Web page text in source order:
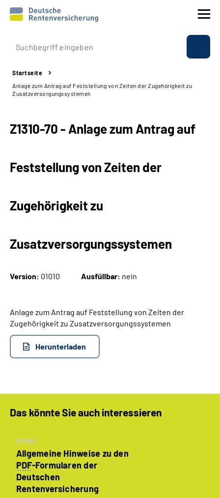
Prävention
Reha
Beratung & Kontakt
Experten
Suche
Leichte Sprache
Startseite
Anlage zum Antrag auf Feststellung von Zeiten der Zugehörigkeit zu
Zusatzversorgungssystemen
Z1310-70 - Anlage zum Antrag auf
Feststellung von Zeiten der
Zugehörigkeit zu
Zusatzversorgungssystemen
Version: 01010 Ausfüllbar: nein
Anlage zum Antrag auf Feststellung von Zeiten der
Zugehörigkeit zu Zusatzversorgungssystemen
Herunterladen
Das könnte Sie auch interessieren
Artikel
Allgemeine Hinweise zu den
PDF-Formularen der
Deutschen
Rentenversicherung